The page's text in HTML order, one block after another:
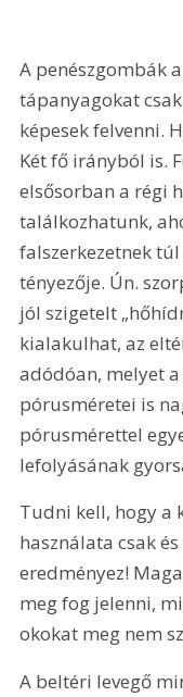
A penészgombák
tápanyagokat
képesek felvenni.
Két fő irányból is.
elsősorban a régi
találkozhatunk,
falszerkezetnek
tényezője. Ún.
jól szigetelt
kialakulhat, az
adódóan, melyet
pórusméretei is
pórusmérettel
lefolyásának
Tudni kell, hogy a
használata csak
eredményez!
meg fog jelenni,
okokat meg nem
A beltéri levegő